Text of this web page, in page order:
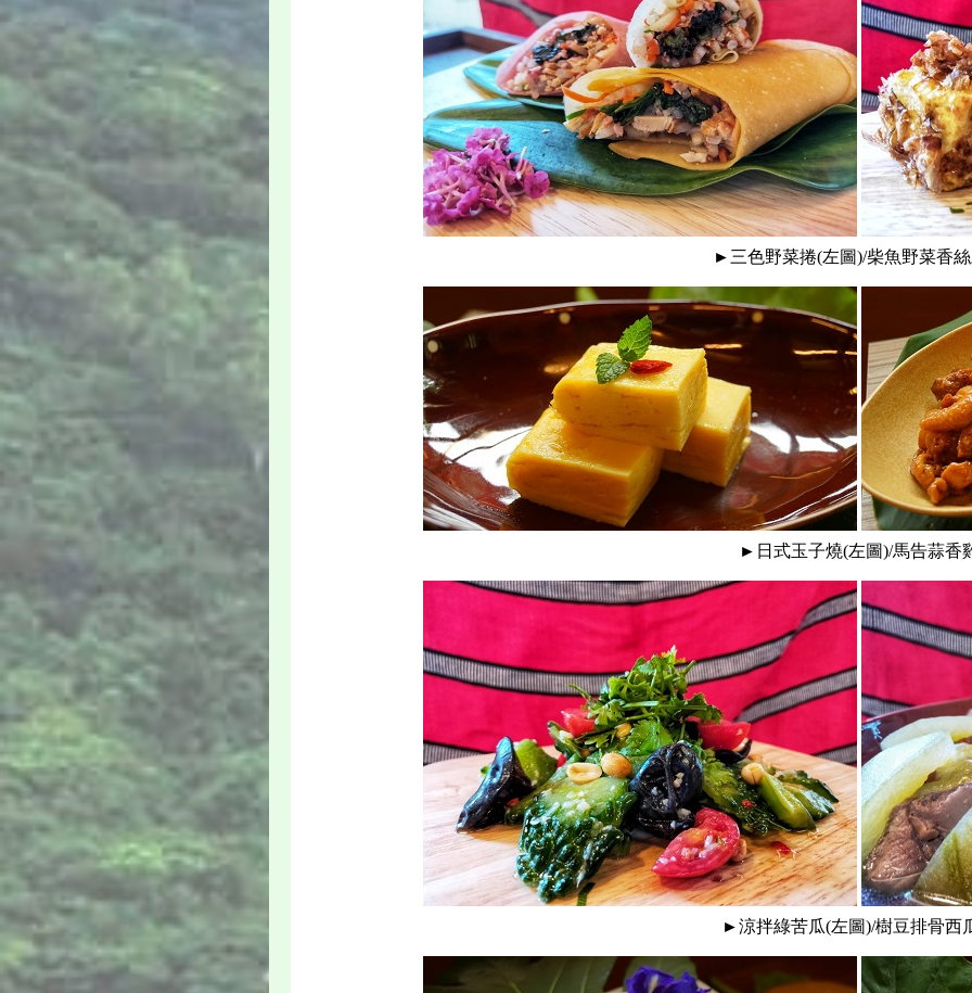
►三色野菜捲(左圖)/柴魚野菜香
►日式玉子燒(左圖)/馬告蒜香
►涼拌綠苦瓜(左圖)/樹豆排骨西